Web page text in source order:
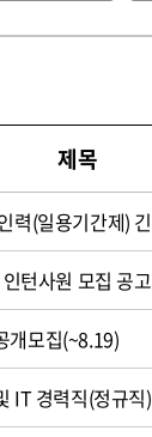
제목
력(일용기간제)
턴사원 모집 공
개모집(~8.19)
IT 경력직(정규